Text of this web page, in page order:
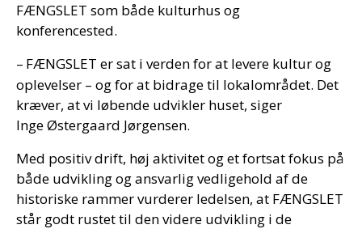
FÆNGSLET som både kulturhus og
konferencested.
– FÆNGSLET er sat i verden for at levere kultur og
oplevelser – og for at bidrage til lokalområdet. Det
kræver, at vi løbende udvikler huset, siger
IngeØstergaard Jørgensen.
Med positiv drift, høj aktivitet og et fortsat fokus på
både udvikling og ansvarlig vedligehold af de
historiske rammer vurderer ledelsen, at FÆNGSLET
står godt rustet til den videre udvikling i de